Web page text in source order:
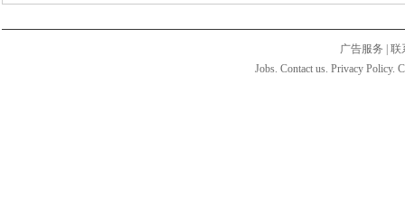
广告服务
联
Jobs. Contact us. Privacy Policy.